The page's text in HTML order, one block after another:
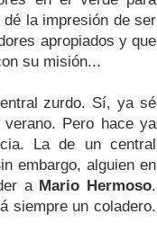
la impresión de ser
apropiados y que
su misión...
zurdo. Sí, ya sé
Pero hace ya
La de un central
embargo, alguien en
a Mario Hermoso.
siempre un coladero.